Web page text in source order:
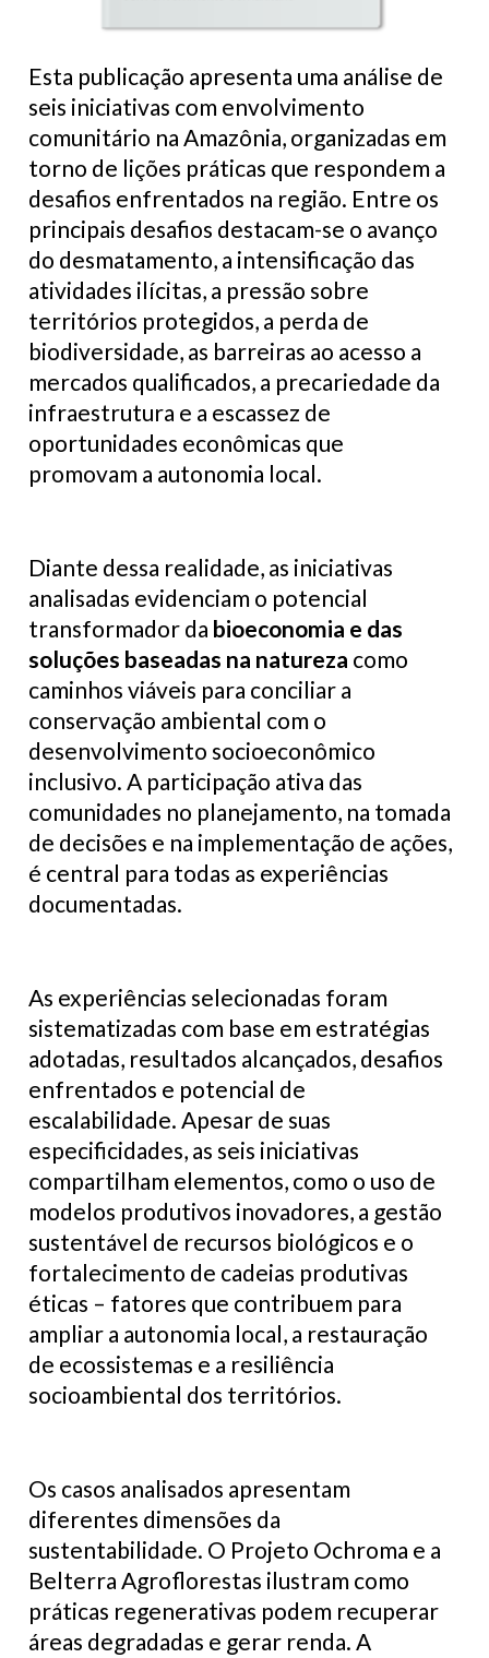
Esta publicação apresenta uma análise de
seis iniciativas com envolvimento
comunitário na Amazônia, organizadas em
torno de lições práticas que respondem a
desafios enfrentados na região. Entre os
principais desafios destacam-se o avanço
do desmatamento, a intensificação das
atividades ilícitas, a pressão sobre
territórios protegidos, a perda de
biodiversidade, as barreiras ao acesso a
mercados qualificados, a precariedade da
infraestrutura e a escassez de
oportunidades econômicas que
promovam a autonomia local.
Diante dessa realidade, as iniciativas
analisadas evidenciam o potencial
transformador da bioeconomia e das
soluções baseadas na natureza como
caminhos viáveis para conciliar a
conservação ambiental com o
desenvolvimento socioeconômico
inclusivo. A participação ativa das
comunidades no planejamento, na tomada
de decisões e na implementação de ações,
é central para todas as experiências
documentadas.
As experiências selecionadas foram
sistematizadas com base em estratégias
adotadas, resultados alcançados, desafios
enfrentados e potencial de
escalabilidade. Apesar de suas
especificidades, as seis iniciativas
compartilham elementos, como o uso de
modelos produtivos inovadores, a gestão
sustentável de recursos biológicos e o
fortalecimento de cadeias produtivas
éticas – fatores que contribuem para
ampliar a autonomia local, a restauração
de ecossistemas e a resiliência
socioambiental dos territórios.
Os casos analisados apresentam
diferentes dimensões da
sustentabilidade. O Projeto Ochroma e a
Belterra Agroflorestas ilustram como
práticas regenerativas podem recuperar
áreas degradadas e gerar renda. A